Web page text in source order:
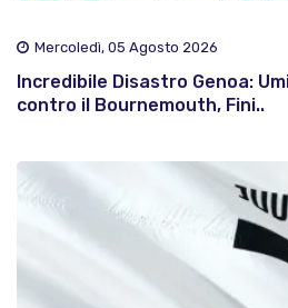
Mercoledì, 05 Agosto 2026
Incredibile Disastro Genoa:
contro il Bournemouth, Fini..